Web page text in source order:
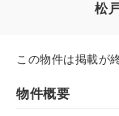
松
この物件は掲載が
物件概要